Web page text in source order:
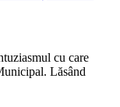
cu care
Lăsând